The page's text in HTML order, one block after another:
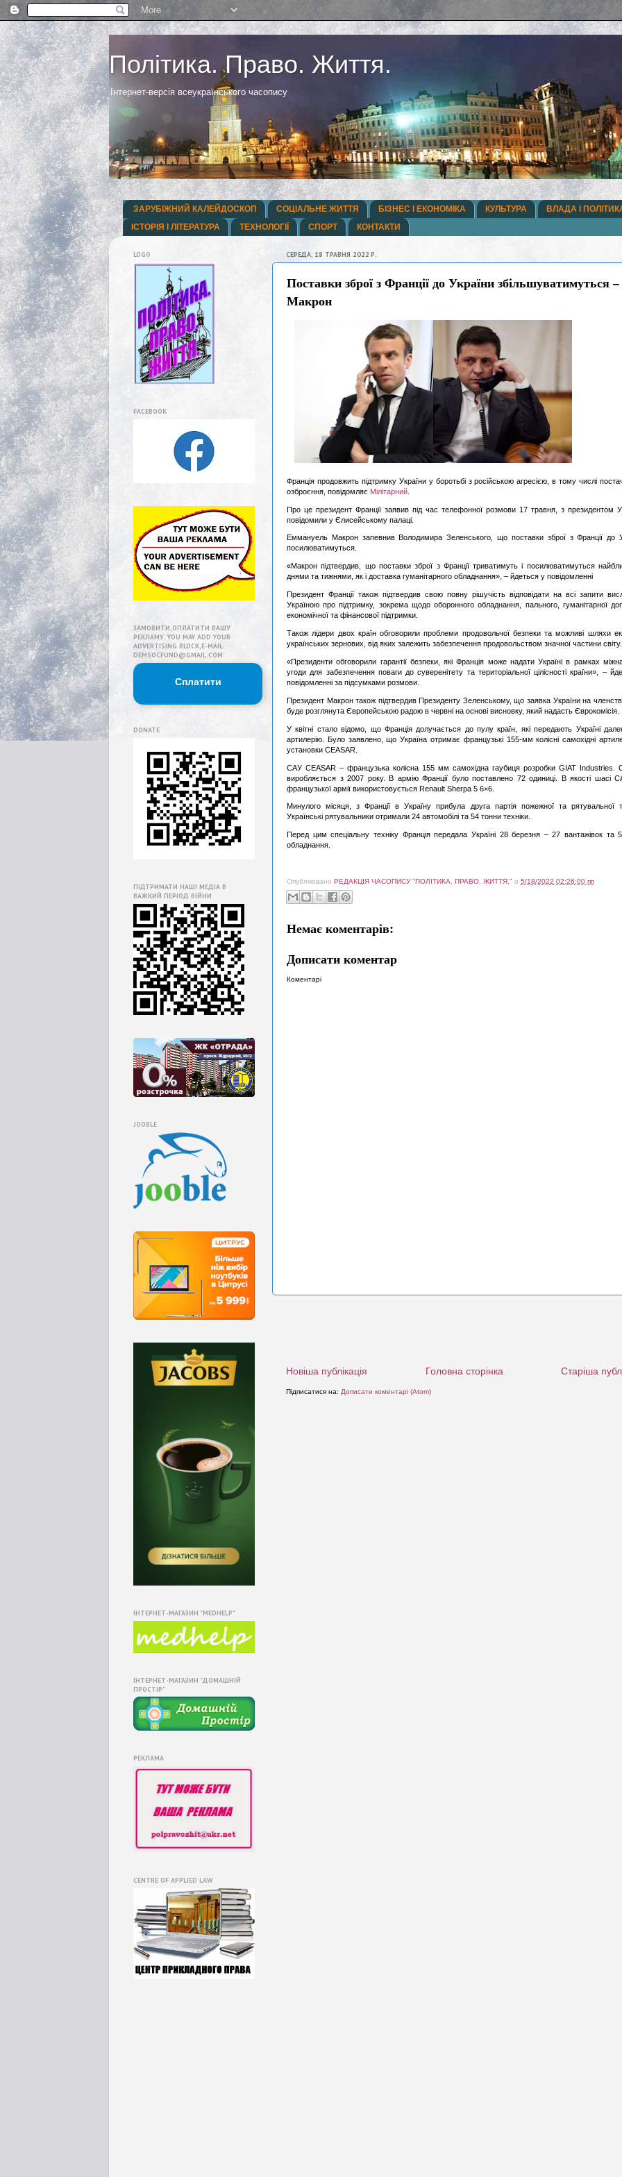
Політика. Право. Життя.
Інтернет-версія всеукраїнського часопису
ЗАРУБІЖНИЙ КАЛЕЙДОСКОП СОЦІАЛЬНЕ ЖИТТЯ БІЗНЕС І ЕКОНОМІКА КУЛЬТУРА ВЛАДА І
ІСТОРІЯ І ЛІТЕРАТУРА
ТЕХНОЛОГІЇ СПОРТ КОНТАКТИ
СЕРЕДА, 18 ТРАВНЯ 2022 Р.
Поставки зброї з Франції до України збільшуватимуться –
Макрон
Франція продовжить підтримку України у боротьбі з російською агресією, в тому числі
озброєння, повідомляє Мілітарний
Про це президент Франції заявив під час телефонної розмови 17 травня, з президентом
повідомили у Єлисейському палаці.
Еммануель Макрон запевнив Володимира Зеленського, що поставки зброї з Франції до
посилюватимуться.
«Макрон підтвердив, що поставки зброї з Франції триватимуть і посилюватимуться
днями та тижнями, як і доставка гуманітарного обладнання», – йдеться у повідомленні
Президент Франції також підтвердив свою повну рішучість відповідати на всі запити
Україною про підтримку, зокрема щодо оборонного обладнання, пального, гуманітарної
економічної та фінансової підтримки.
Також лідери двох країн обговорили проблеми продовольчої безпеки та можливі шляхи
українських зернових, від яких залежить забезпечення продовольством значної частини світу.
«Президенти обговорили гарантії безпеки, які Франція може надати Україні в рамках
угоди для забезпечення поваги до суверенітету та територіальної цілісності країни», –
повідомленні за підсумками розмови.
Президент Макрон також підтвердив Президенту Зеленському, що заявка України на
буде розглянута Європейською радою в червні на основі висновку, який надасть Єврокомісія.
У квітні стало відомо, що Франція долучається до пулу країн, які передають Україні
артилерію. Було заявлено, що Україна отримає французькі 155-мм колісні самохідні
установки CEASAR.
САУ CEASAR – французька колісна 155 мм самохідна гаубиця розробки GIAT Industries.
виробляється з 2007 року. В армію Франції було поставлено 72 одиниці. В якості шасі
французької армії використовується Renault Sherpa 5 6×6.
Минулого місяця, з Франції в Україну прибула друга партія пожежної та рятувальної
Українські рятувальники отримали 24 автомобілі та 54 тонни техніки.
Перед цим спеціальну техніку Франція передала Україні 28 березня – 27 вантажівок та
обладнання.
Опубліковано РЕДАКЦІЯ ЧАСОПИСУ "ПОЛІТИКА. ПРАВО. ЖИТТЯ," о 5/18/2022 02:26:00 пп
Немає коментарів:
Дописати коментар
Коментарі
Новіша публікація Старіша
Головна сторінка
Підписатися на: Дописати коментарі (Atom)
LOGO
FACEBOOK
ЗАМОВИТИ,ОПЛАТИТИ ВАШУ
РЕКЛАМУ. YOU MAY ADD YOUR
ADVERTISING BLOCK,E-MAIL:
DEMSOCFUND@GMAIL.COM
Сплатити
DONATE
ПІДТРИМАТИ НАШІ МЕДІА В
ВАЖКИЙ ПЕРІОД ВІЙНИ
JOOBLE
ІНТЕРНЕТ-МАГАЗИН "MEDHELP"
ІНТЕРНЕТ-МАГАЗИН "ДОМАШНІЙ
ПРОСТІР"
РЕКЛАМА
CENTRE OF APPLIED LAW